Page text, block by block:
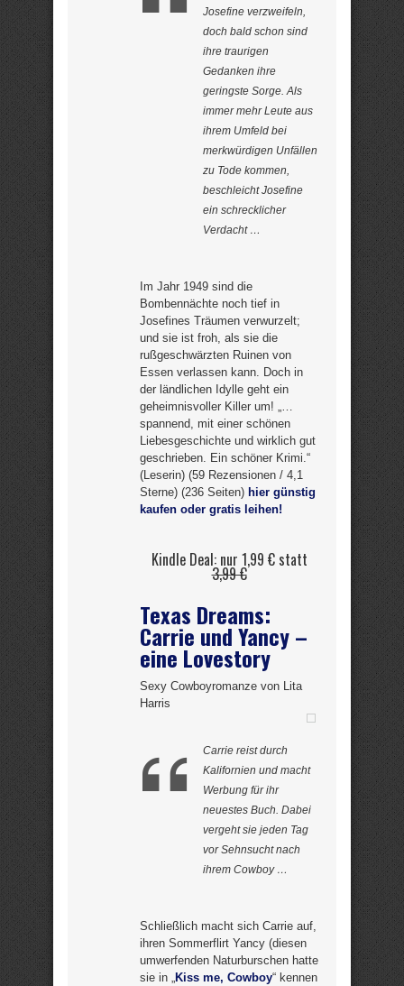
Josefine verzweifeln,
doch bald schon sind
ihre traurigen
Gedanken ihre
geringste Sorge. Als
immer mehr Leute aus
ihrem Umfeld bei
merkwürdigen Unfällen
zu Tode kommen,
beschleicht Josefine
ein schrecklicher
Verdacht …
Im Jahr 1949 sind die
Bombennächte noch tief in
Josefines Träumen verwurzelt;
und sie ist froh, als sie die
rußgeschwärzten Ruinen von
Essen verlassen kann. Doch in
der ländlichen Idylle geht ein
geheimnisvoller Killer um! „…
spannend, mit einer schönen
Liebesgeschichte und wirklich gut
geschrieben. Ein schöner Krimi.“
(Leserin) (59 Rezensionen / 4,1
Sterne) (236 Seiten) hier günstig
kaufen oder gratis leihen!
Kindle Deal: nur 1,99 € statt
3,99 €
Texas Dreams:
Carrie und Yancy –
eine Lovestory
Sexy Cowboyromanze von Lita
Harris
Carrie reist durch
Kalifornien und macht
Werbung für ihr
neuestes Buch. Dabei
vergeht sie jeden Tag
vor Sehnsucht nach
ihrem Cowboy …
Schließlich macht sich Carrie auf,
ihren Sommerflirt Yancy (diesen
umwerfenden Naturburschen hatte
sie in „Kiss me, Cowboy“ kennen